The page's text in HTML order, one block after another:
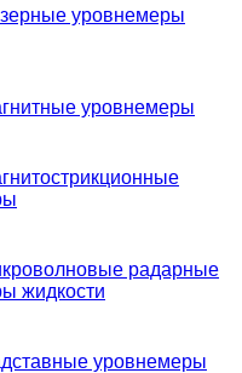
уровнемеры
уровнемеры
радарные
жидкости
уровнемеры